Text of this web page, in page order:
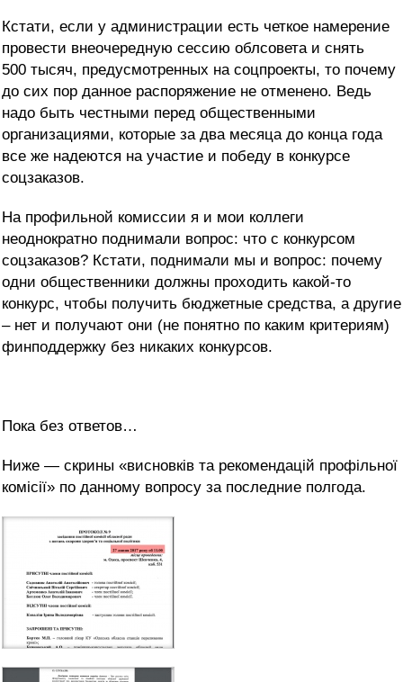
Кстати, если у администрации есть четкое намерение
провести внеочередную сессию облсовета и снять
500 тысяч, предусмотренных на соцпроекты, то почему
до сих пор данное распоряжение не отменено. Ведь
надо быть честными перед общественными
организациями, которые за два месяца до конца года
все же надеются на участие и победу в конкурсе
соцзаказов.
На профильной комиссии я и мои коллеги
неоднократно поднимали вопрос: что с конкурсом
соцзаказов? Кстати, поднимали мы и вопрос: почему
одни общественники должны проходить какой-то
конкурс, чтобы получить бюджетные средства, а другие
– нет и получают они (не понятно по каким критериям)
финподдержку без никаких конкурсов.
Пока без ответов…
Ниже — скрины «висновків та рекомендацій профільної
комісії» по данному вопросу за последние полгода.